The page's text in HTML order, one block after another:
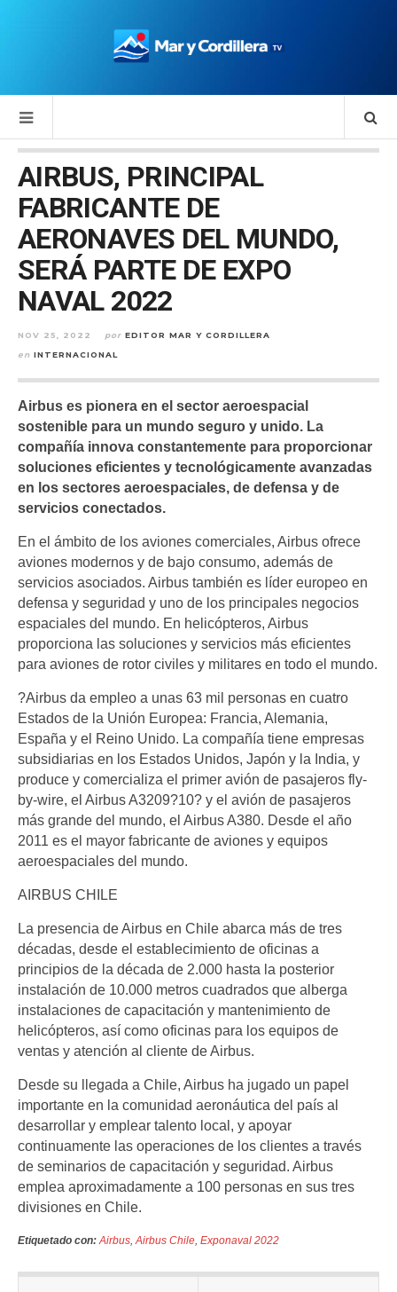
AIRBUS, PRINCIPAL
FABRICANTE DE
AERONAVES DEL MUNDO,
SERÁ PARTE DE EXPO
NAVAL 2022
NOV 25, 2022 por EDITOR MAR Y CORDILLERA
en INTERNACIONAL
Airbus es pionera en el sector aeroespacial
sostenible para un mundo seguro y unido. La
compañía innova constantemente para proporcionar
soluciones eficientes y tecnológicamente avanzadas
en los sectores aeroespaciales, de defensa y de
servicios conectados.
En el ámbito de los aviones comerciales, Airbus ofrece
aviones modernos y de bajo consumo, además de
servicios asociados. Airbus también es líder europeo en
defensa y seguridad y uno de los principales negocios
espaciales del mundo. En helicópteros, Airbus
proporciona las soluciones y servicios más eficientes
para aviones de rotor civiles y militares en todo el mundo.
?Airbus da empleo a unas 63 mil personas en cuatro
Estados de la Unión Europea: Francia, Alemania,
España y el Reino Unido. La compañía tiene empresas
subsidiarias en los Estados Unidos, Japón y la India, y
produce y comercializa el primer avión de pasajeros fly-
by-wire, el Airbus A3209?10? y el avión de pasajeros
más grande del mundo, el Airbus A380. Desde el año
2011 es el mayor fabricante de aviones y equipos
aeroespaciales del mundo.
AIRBUS CHILE
La presencia de Airbus en Chile abarca más de tres
décadas, desde el establecimiento de oficinas a
principios de la década de 2.000 hasta la posterior
instalación de 10.000 metros cuadrados que alberga
instalaciones de capacitación y mantenimiento de
helicópteros, así como oficinas para los equipos de
ventas y atención al cliente de Airbus.
Desde su llegada a Chile, Airbus ha jugado un papel
importante en la comunidad aeronáutica del país al
desarrollar y emplear talento local, y apoyar
continuamente las operaciones de los clientes a través
de seminarios de capacitación y seguridad. Airbus
emplea aproximadamente a 100 personas en sus tres
divisiones en Chile.
Etiquetado con: Airbus Airbus Chile Exponaval 2022